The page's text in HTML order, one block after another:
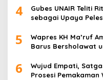
4
Gubes UNAIR Teliti
sebagai Upaya
5
Wapres KH Ma’ruf
Barus Bersholawat
6
Wujud Empati,
Prosesi Pemakaman